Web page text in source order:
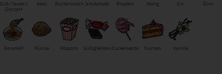
Süß / Sauer /
Dessert
Keks Butterscotch Schokolade Krapfen Honig Eis Zimt
Karamell Nüsse Popcorn Süßigkeiten Zuckerwatte Kuchen Vanille